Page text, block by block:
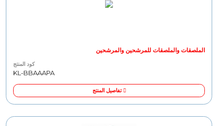
الملصقات والملصقات للمرشحين والمرشحين
كود المنتج
KL-BBAAAPA
تفاصيل المنتج